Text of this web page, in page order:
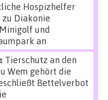
Hospizhelfer
zu Diakonie
und
an
Tierschutz an den
Wem gehört die
Bettelverbot